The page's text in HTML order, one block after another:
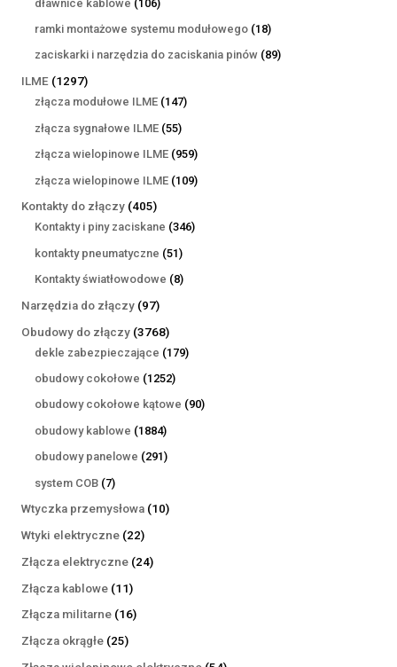
dławnice kablowe 106
produktów
ramki montażowe systemu modułowego 1818
produktów
zaciskarki i narzędzia do zaciskania pinów 8989
ILME 12971297
produktów
złącza modułowe ILME 147147
złącza sygnałowe ILME 5555
produktów
złącza wielopinowe ILME 959959
produktów
złącza wielopinowe ILME 109109
Kontakty do złączy 405405
produktów
Kontakty i piny zaciskane 346346
kontakty pneumatyczne 5151
produktów
Kontakty światłowodowe 88
Narzędzia do złączy 9797
produktów
Obudowy do złączy 37683768
produktów
dekle zabezpieczające 179179
obudowy cokołowe 12521252
produkty
obudowy cokołowe kątowe 9090
obudowy kablowe 18841884
produkty
obudowy panelowe 291291
system COB 77
produktów
Wtyczka przemysłowa 1010
Wtyki elektryczne 2222
produkty
Złącza elektryczne 2424
Złącza kablowe 1111
produktów
Złącza militarne 1616
Złącza okrągłe 2525
produktów